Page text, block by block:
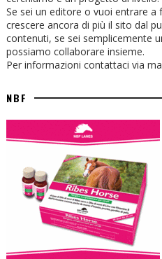
Se sei un editore o vuoi entrare
crescere ancora di più il sito dal
contenuti, se sei semplicemente
possiamo collaborare insieme.
Per informazioni contattaci via
NBF